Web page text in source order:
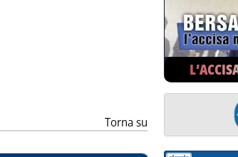
Torna su